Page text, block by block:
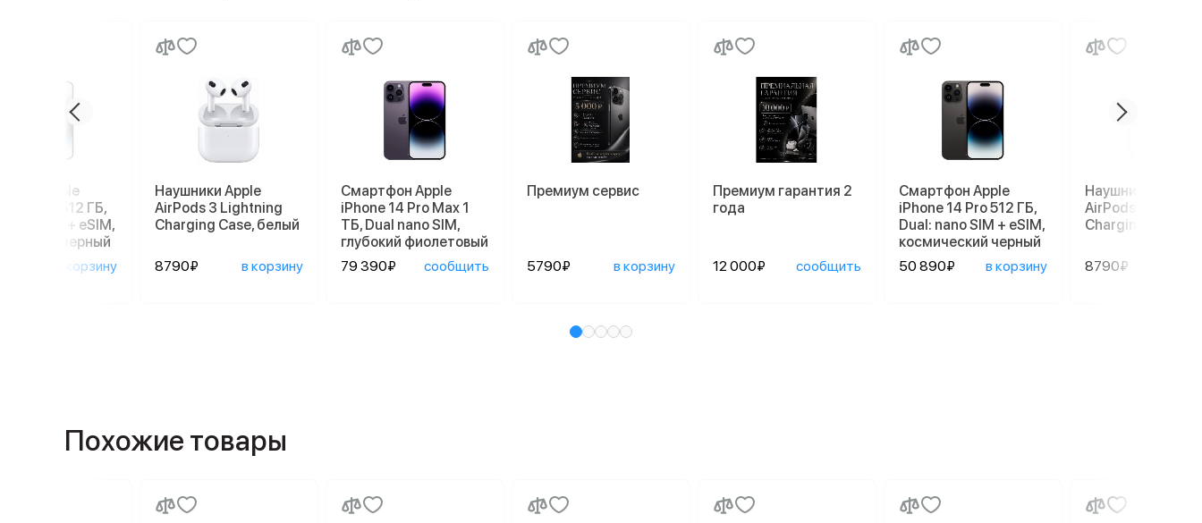
Apple
14 Pro 512 ГБ,
nano SIM + eSIM,
черный
в корзину
Наушники Apple
AirPods 3 Lightning
Charging Case, белый
8790₽ в корзину
Смартфон Apple
iPhone 14 Pro Max 1
ТБ, Dual nano SIM,
глубокий фиолетовый
79 390₽
сообщить
Премиум сервис
5790₽ в корзину
Премиум гарантия 2
года
12 000₽ сообщить
Смартфон Apple
iPhone 14 Pro 512 ГБ,
Dual: nano SIM + eSIM,
космический черный
50 890₽
в корзину
Наушники Apple
AirPods 3
Charging Case,
8790₽
Похожие товары